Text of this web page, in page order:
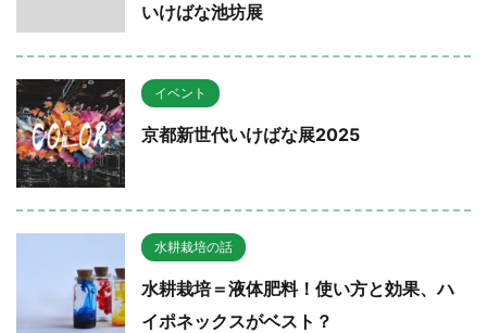
いけばな池坊展
イベント
京都新世代いけばな展2025
水耕栽培の話
水耕栽培＝液体肥料！使い方と効果、ハ
イポネックスがベスト？